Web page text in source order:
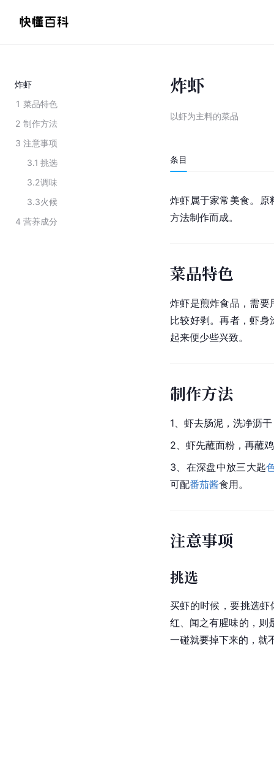
炸虾
1 菜品特色
2 制作方法
3 注意事项
3.1 挑选
3.2调味
3.3火候
4 营养成分
炸虾
以虾为主料的菜品
条目
炸虾属于家常美食。原
方法制作而成。
菜品特色
炸虾是煎炸食品，需要
比较好剥。再者，虾
起来便少些兴致。
制作方法
1、虾去肠泥，洗净沥
2、虾先蘸面粉，再蘸
3、在深盘中放三大匙
可配番茄酱食用。
注意事项
挑选
买虾的时候，要挑选虾
红、闻之有腥味的，则
一碰就要掉下来的，就